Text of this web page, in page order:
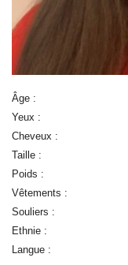
Âge :
Yeux :
Cheveux :
Taille :
Poids :
Vêtements :
Souliers :
Ethnie :
Langue :